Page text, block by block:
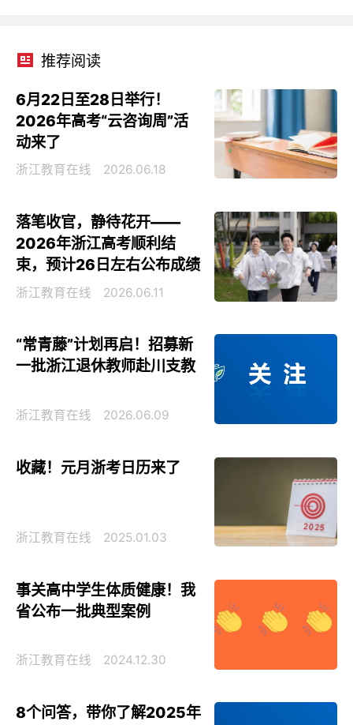
推荐阅读
6月22日至28日举行！
2026年高考“云咨询周”活
动来了
浙江教育在线 2026.06.18
落笔收官，静待花开——
2026年浙江高考顺利结
束，预计26日左右公布成绩
浙江教育在线 2026.06.11
“常青藤”计划再启！招募新
一批浙江退休教师赴川支教
浙江教育在线 2026.06.09
收藏！元月浙考日历来了
浙江教育在线 2025.01.03
事关高中学生体质健康！我
省公布一批典型案例
浙江教育在线 2024.12.30
8个问答，带你了解2025年